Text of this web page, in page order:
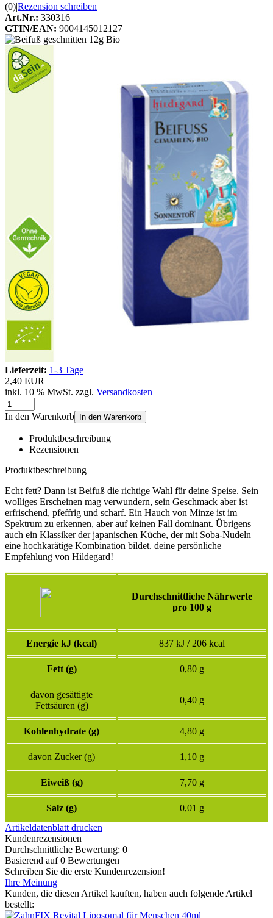
(0)|Rezension schreiben
Art.Nr.: 330316
GTIN/EAN: 9004145012127
Lieferzeit: 1-3 Tage
2,40 EUR
inkl. 10 % MwSt. zzgl. Versandkosten
In den Warenkorb In den Warenkorb
Produktbeschreibung
Rezensionen
Produktbeschreibung
Echt fett? Dann ist Beifuß die richtige Wahl für deine Speise. Sein
wolliges Erscheinen mag verwundern, sein Geschmack aber ist
erfrischend, pfeffrig und scharf. Ein Hauch von Minze ist im
Spektrum zu erkennen, aber auf keinen Fall dominant. Übrigens
auch ein Klassiker der japanischen Küche, der mit Soba-Nudeln
eine hochkarätige Kombination bildet. deine persönliche
Empfehlung von Hildegard!
Durchschnittliche Nährwerte
pro 100 g
Energie kJ (kcal) 837 kJ / 206 kcal
Fett (g) 0,80 g
davon gesättigte
Fettsäuren (g)
0,40 g
Kohlenhydrate (g) 4,80 g
davon Zucker (g) 1,10 g
Eiweiß (g) 7,70 g
Salz (g)
0,01 g
Artikeldatenblatt drucken
Kundenrezensionen
Durchschnittliche Bewertung: 0
Basierend auf 0 Bewertungen
Schreiben Sie die erste Kundenrezension!
Ihre Meinung
Kunden, die diesen Artikel kauften, haben auch folgende Artikel
bestellt: